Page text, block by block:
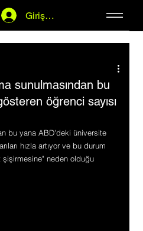
Giriş Yap
sunulmasından bu
öğrenci sayısı
bu yana ABD'deki üniversite
hızla artıyor ve bu durum
neden olduğu